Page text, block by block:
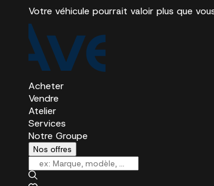
Votre véhicule pourrait valoir plus que
Acheter
Vendre
Atelier
Services
Notre Groupe
Nos offres